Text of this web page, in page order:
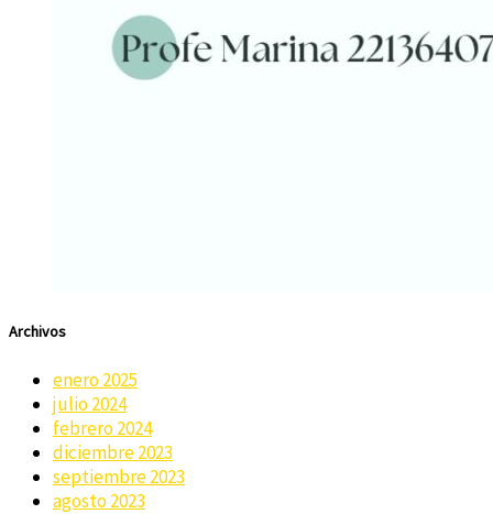
Archivos
enero 2025
julio 2024
febrero 2024
diciembre 2023
septiembre 2023
agosto 2023